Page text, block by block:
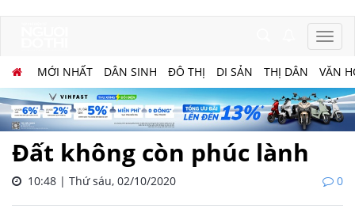
MỚI NHẤT DÂN SINH ĐÔ THỊ DI SẢN THỊ DÂN VĂN
Đất không còn phúc lành
10:48 | Thứ sáu, 02/10/2020 0